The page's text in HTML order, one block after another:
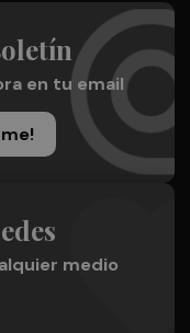
en tu email
medio